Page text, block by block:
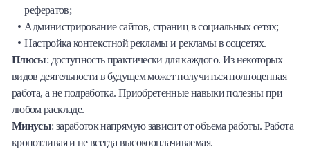
рефератов;
Администрирование сайтов, страниц в социальных сетях;
Настройка контекстной рекламы и рекламы в соцсетях.
Плюсы: доступность практически для каждого. Из некоторых
видов деятельности в будущем может получиться полноценная
работа, а не подработка. Приобретенные навыки полезны при
любом раскладе.
Минусы: заработок напрямую зависит от объема работы. Работа
кропотливая и не всегда высокооплачиваемая.